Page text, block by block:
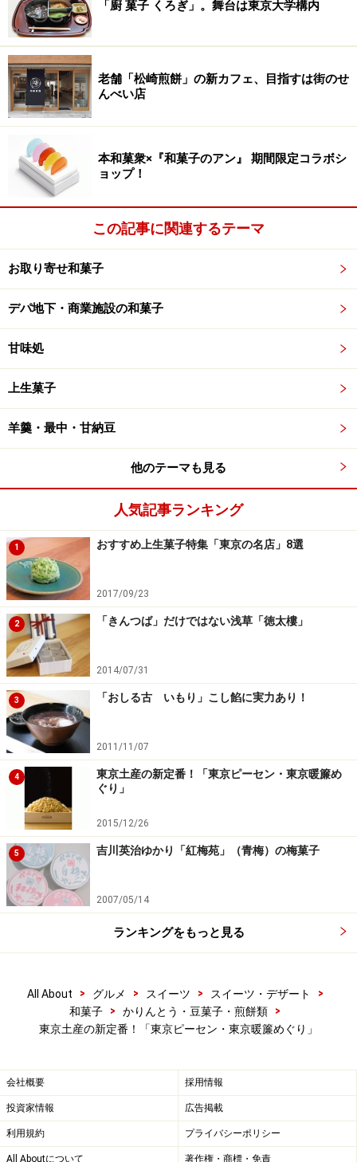
ズ」と「カリっと海老」があり、大勢で分ける際には3
種類が小袋で入る箱入りを、私のようなプレーン派に
は、それだけが堪能できる「缶入」をおすすめします。
老舗4店とのコラボピーセン「東京暖簾めぐ
り」
「ピーセン」にはもう1つ、東京の老舗4店とコラボレー
ションした特別版、その名も「東京暖簾めぐり」があり
「榮太樓總本鋪」の「プレーン」のピーセンに加え、
1699年創業、「
1625年創業、「
子」味。
味（そば粉不使用）の5種類が入ります。
供：榮太樓總本鋪）
どれもそれぞれの味と香りがきちんと出ていて、期待を
裏切らない納得の味わい。もちろんこちらも、お酒と好
相性。
「かつお節」は旨みがあり、「あおさ」は香ばしく、
「七味唐辛子」はピリリとして食欲をそそり、「ゆずき
り」はキリッと爽やか。
「東京ピーセン」も「東京暖簾めぐり」も販売店舗は限
られますが、お取り寄せが可能。米菓は日持ちが良く、
餡を使った和菓子に比べて重量が軽く持ち運びやすいの
で、海外への手土産にもおすすめです。
＜店舗情報＞
■「榮太樓總本鋪
■「東京ピーセン
日本橋本店所在地：東京都中央区日本橋1-2-5
電話：03-3271-7785
定休日：日・祝日
地図： 榮太樓總本鋪
は、
「榮太樓總本鋪日本橋本店」ほか、時期により変更。
オンラインショップでの取り扱いあり。
詳しくは下記お問い合わせ先へ、電話またはメール
「廚 菓子 くろぎ」。舞台は東京大学構内
老舗「松崎煎餅」の新カフェ、目指すは街のせ
んべい店
本和菓衆×『和菓子のアン』 期間限定コラボシ
ョップ！
この記事に関連するテーマ
お取り寄せ和菓子
デパ地下・商業施設の和菓子
甘味処
上生菓子
羊羹・最中・甘納豆
他のテーマも見る
人気記事ランキング
1 おすすめ上生菓子特集「東京の名店」8選
2017/09/23
2 「きんつば」だけではない浅草「徳太樓」
2014/07/31
3 「おしる古 いもり」こし餡に実力あり！
2011/11/07
4
東京土産の新定番！「東京ピーセン・東京暖簾め
ぐり」
2015/12/26
5 吉川英治ゆかり「紅梅苑」（青梅）の梅菓子
2007/05/14
ランキングをもっと見る
All About > グルメ > スイーツ > スイーツ・デザート
>
和菓子
> かりんとう・豆菓子・煎餅類
>
東京土産の新定番！「東京ピーセン・東京暖簾めぐり」
会社概要 採用情報
投資家情報 広告掲載
利用規約 プライバシーポリシー
All Aboutについて 著作権・商標・免責